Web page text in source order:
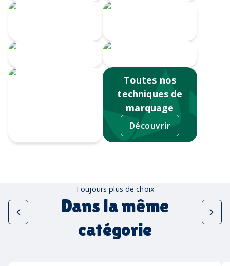
Toutes nos
techniques de
marquage
Découvrir
Toujours plus de choix
Dans la même
catégorie